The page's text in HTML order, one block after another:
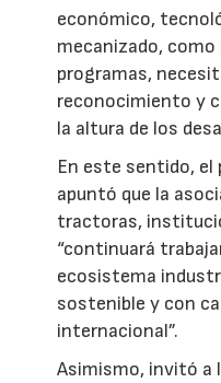
económico,
mecanizado,
programas,
reconocimiento y
la altura de los
En este sentido, el
apuntó que la
tractoras,
“continuará
ecosistema
sostenible y con
internacional”.
Asimismo, invitó a